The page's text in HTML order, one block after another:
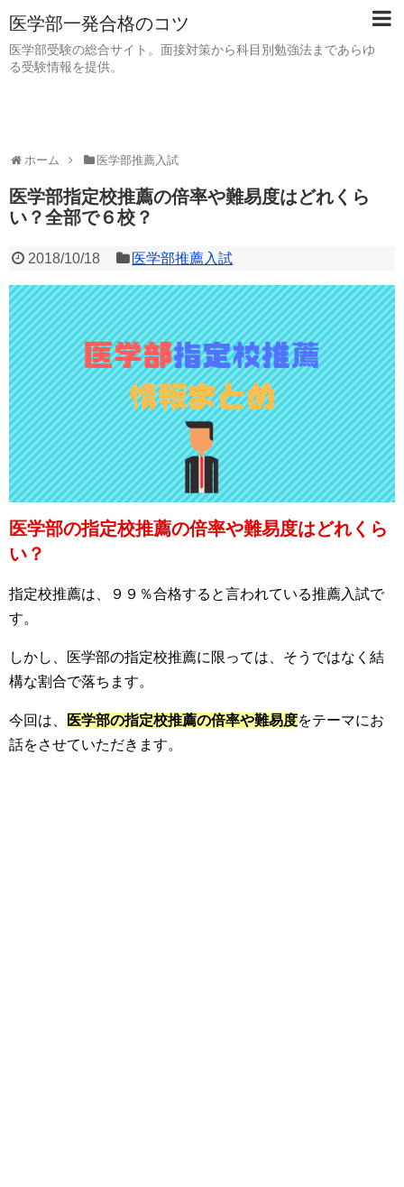
医学部一発合格のコツ
医学部受験の総合サイト。面接対策から科目別勉強法まであらゆ
る受験情報を提供。
ホーム 医学部推薦入試
医学部指定校推薦の倍率や難易度はどれくら
い？全部で６校？
2018/10/18 医学部推薦入試
医学部の指定校推薦の倍率や難易度はどれくら
い？
指定校推薦は、９９％合格すると言われている推薦入試で
す。
しかし、医学部の指定校推薦に限っては、そうではなく結
構な割合で落ちます。
今回は、 医学部の指定校推薦の倍率や難易度をテーマにお
話をさせていただきます。